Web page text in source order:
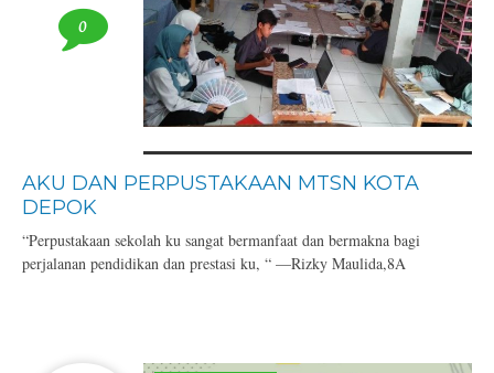
0
AKU DAN PERPUSTAKAAN MTSN KOTA
DEPOK
“Perpustakaan sekolah ku sangat bermanfaat dan bermakna bagi
perjalanan pendidikan dan prestasi ku, “ —Rizky Maulida,8A